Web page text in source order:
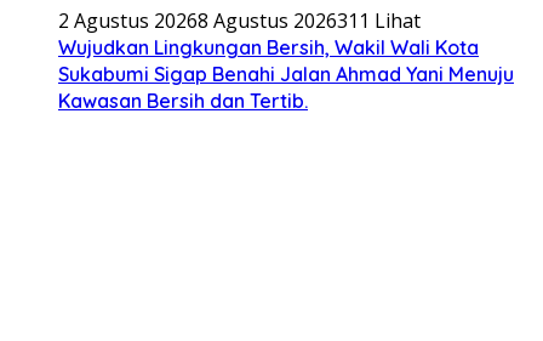
2 Agustus 20268 Agustus 2026311 Lihat
Wujudkan Lingkungan Bersih, Wakil Wali Kota
Sukabumi Sigap Benahi Jalan Ahmad Yani Menuju
Kawasan Bersih dan Tertib.